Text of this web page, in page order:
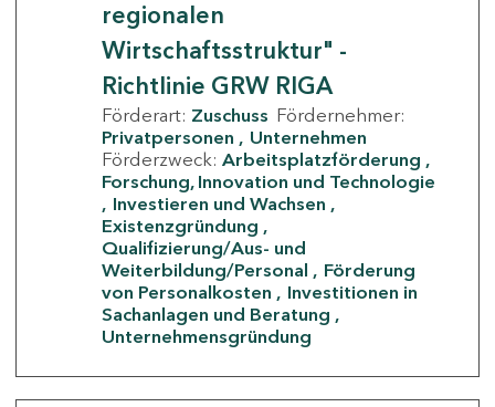
regionalen
Wirtschaftsstruktur" -
Richtlinie GRW RIGA
Förderart: Zuschuss Fördernehmer:
Privatpersonen
Unternehmen
Förderzweck: Arbeitsplatzförderung
Forschung, Innovation und Technologie
Investieren und Wachsen
Existenzgründung
Qualifizierung/Aus- und
Weiterbildung/Personal
Förderung
von Personalkosten
Investitionen in
Sachanlagen und Beratung
Unternehmensgründung